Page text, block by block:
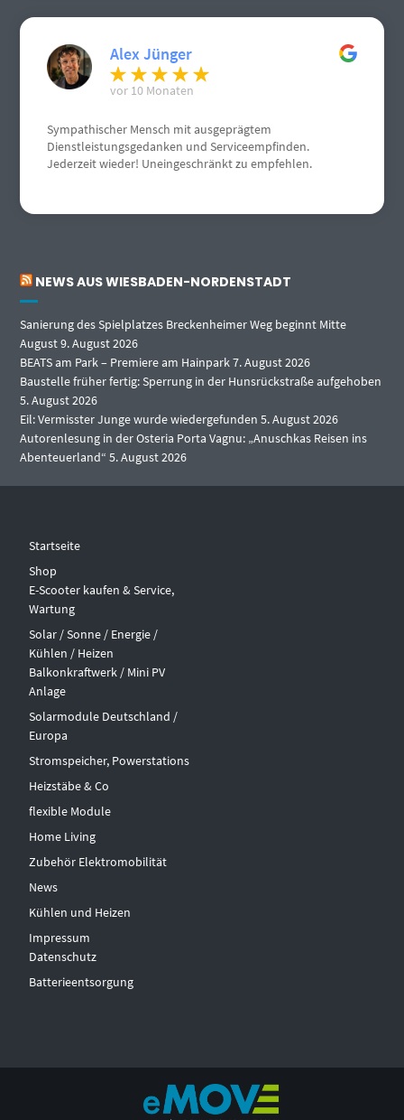
Alex Jünger
vor 10 Monaten
Sympathischer Mensch mit ausgeprägtem
Dienstleistungsgedanken und Serviceempfinden.
Jederzeit wieder! Uneingeschränkt zu empfehlen.
NEWS AUS WIESBADEN-NORDENSTADT
Sanierung des Spielplatzes Breckenheimer Weg beginnt Mitte
August9. August 2026
BEATS am Park – Premiere am Hainpark7. August 2026
Baustelle früher fertig: Sperrung in der Hunsrückstraße aufgehoben
5. August 2026
Eil: Vermisster Junge wurde wiedergefunden 5. August 2026
Autorenlesung in der Osteria Porta Vagnu: „Anuschkas Reisen ins
Abenteuerland“ 5. August 2026
Startseite
Shop
E-Scooter kaufen & Service,
Wartung
Solar / Sonne / Energie /
Kühlen / Heizen
Balkonkraftwerk / Mini PV
Anlage
Solarmodule Deutschland /
Europa
Stromspeicher, Powerstations
Heizstäbe & Co
flexible Module
Home Living
Zubehör Elektromobilität
News
Kühlen und Heizen
Impressum
Datenschutz
Batterieentsorgung